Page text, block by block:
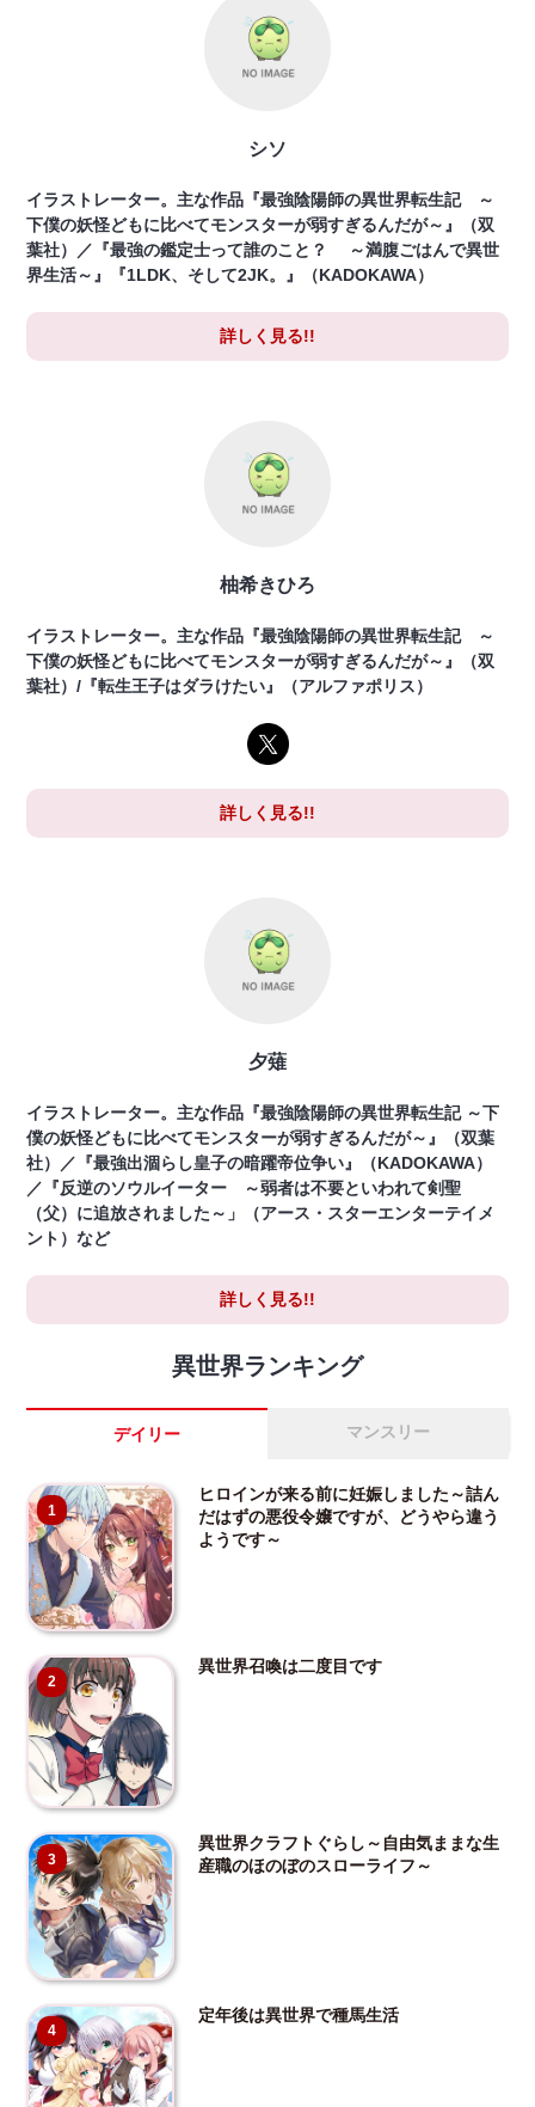
シソ
イラストレーター。主な作品『最強陰陽師の異世界転生記 ～
下僕の妖怪どもに比べてモンスターが弱すぎるんだが～』（双
葉社）／『最強の鑑定士って誰のこと？ ～満腹ごはんで異世
界生活～』『1LDK、そして2JK。』（KADOKAWA）
詳しく見る!!
柚希きひろ
イラストレーター。主な作品『最強陰陽師の異世界転生記 ～
下僕の妖怪どもに比べてモンスターが弱すぎるんだが～』（双
葉社）/『転生王子はダラけたい』（アルファポリス）
詳しく見る!!
夕薙
イラストレーター。主な作品『最強陰陽師の異世界転生記 ～下
僕の妖怪どもに比べてモンスターが弱すぎるんだが～』（双葉
社）／『最強出涸らし皇子の暗躍帝位争い』（KADOKAWA）
／『反逆のソウルイーター ～弱者は不要といわれて剣聖
（父）に追放されました～」（アース・スターエンターテイメ
ント）など
詳しく見る!!
異世界ランキング
デイリー マンスリー
1
ヒロインが来る前に妊娠しました～詰ん
だはずの悪役令嬢ですが、どうやら違う
ようです～
2
異世界召喚は二度目です
3
異世界クラフトぐらし～自由気ままな生
産職のほのぼのスローライフ～
4
定年後は異世界で種馬生活